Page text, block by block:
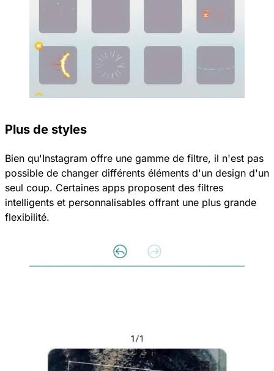
Plus de styles
Bien qu'Instagram offre une gamme de filtre, il n'est pas
possible de changer différents éléments d'un design d'un
seul coup. Certaines apps proposent des filtres
intelligents et personnalisables offrant une plus grande
flexibilité.